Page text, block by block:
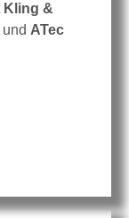
Kling &
und ATec